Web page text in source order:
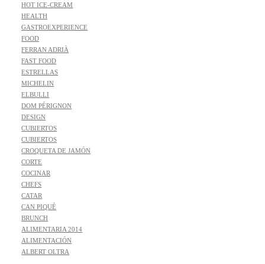
HOT ICE-CREAM
HEALTH
GASTROEXPERIENCE
FOOD
FERRAN ADRIÀ
FAST FOOD
ESTRELLAS
MICHELIN
ELBULLI
DOM PÉRIGNON
DESIGN
CUBIERTOS
CUBIERTOS
CROQUETA DE JAMÓN
CORTE
COCINAR
CHEFS
CATAR
CAN PIQUÉ
BRUNCH
ALIMENTARIA 2014
ALIMENTACIÓN
ALBERT OLTRA